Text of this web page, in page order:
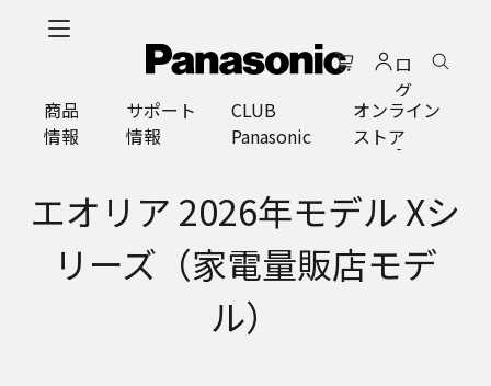
ロ
グ
イ
ン
商品
情報
サポート
情報
CLUB
Panasonic
オンライン
ストア
エオリア 2026年モデル Xシ
リーズ（家電量販店モデ
ル）